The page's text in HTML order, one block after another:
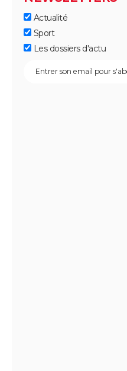
Actualité
Sport
Les dossiers d'actu